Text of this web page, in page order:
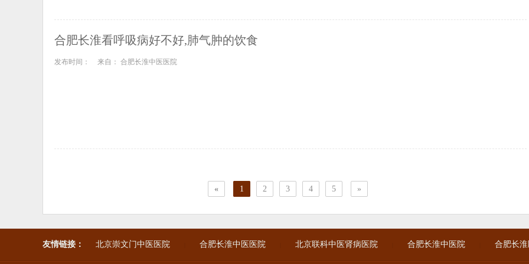
合肥长淮看呼吸病好不好,肺气肿的饮食
发布时间： 来自： 合肥长淮中医医院
« 1 2 3 4 5 »
友情链接： 北京崇文门中医医院 合肥长淮中医医院 北京联科中医肾病医院 合肥长淮中医院 合肥长